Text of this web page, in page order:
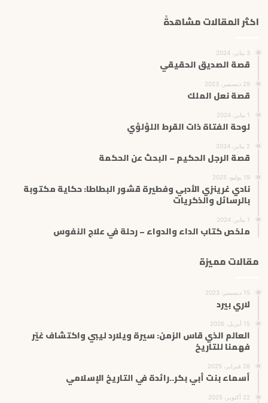
اكثر المقالات مشاهدةً
3 يناير، 2024
قصة الصديق الحقيقي
29 ديسمبر، 2023
قصة نعل الملك
1 يناير، 2024
لوحة الفتاة ذات القرط اللؤلؤي
2 يناير، 2024
قصة الرجل الحكيم – البحث عن الحكمة
19 يوليو، 2025
نادي غرينزي الأدبي وفطيرة قشور البطاطا: حكاية مكتوبة
بالرسائل والذكريات
1 يناير، 2024
ملخص كتاب الداء والدواء – رحلة في علاج النفوس
مقالات مميزة
15 ديسمبر، 2023
لاري بيرد
15 أبريل، 2026
العالم الذي قاس الزمن: سيرة ويلارد ليبي واكتشاف غيّر
فهمنا للتاريخ
26 فبراير، 2025
أسماء بنت أبي بكر..رائدة في التاريخ الإسلامي
22 أكتوبر، 2025